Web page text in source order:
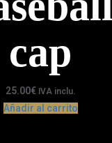
cap
25.00€ IVA inclu.
Añadir al carrito